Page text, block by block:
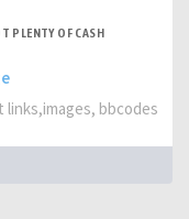
PLENTY OF CASH
bbcodes